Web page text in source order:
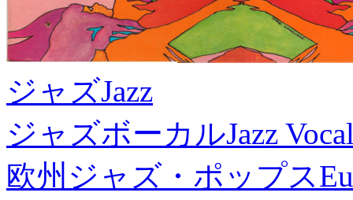
ジャズJazz
ジャズボーカルJazz
欧州ジャズ・ポップス